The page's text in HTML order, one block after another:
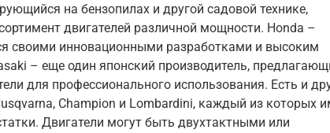
на бензопилах и другой садовой технике,
двигателей различной мощности. Honda –
своими инновационными разработками и высоким
– еще один японский производитель,
для профессионального использования. Есть и
Champion и Lombardini, каждый из которых
Двигатели могут быть двухтактными или